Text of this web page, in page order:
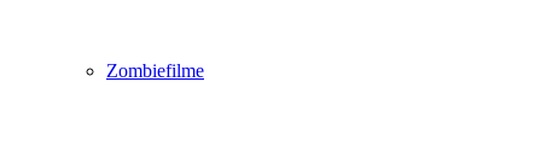
Zombiefilme